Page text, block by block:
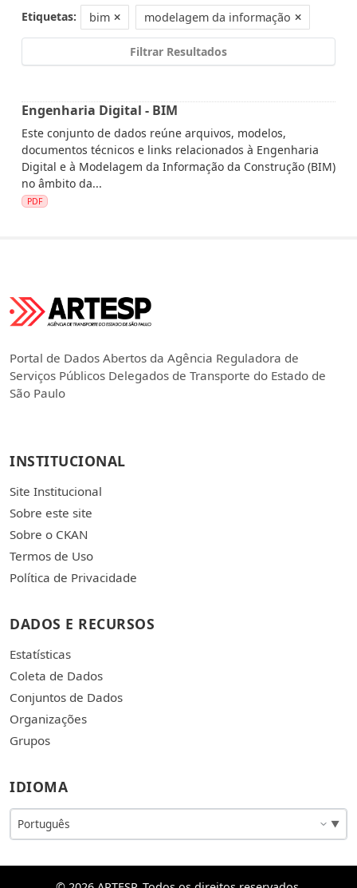
Etiquetas: bim modelagem da informação
Filtrar Resultados
Engenharia Digital - BIM
Este conjunto de dados reúne arquivos, modelos,
documentos técnicos e links relacionados à Engenharia
Digital e à Modelagem da Informação da Construção (BIM)
no âmbito da...
PDF
Portal de Dados Abertos da Agência Reguladora de
Serviços Públicos Delegados de Transporte do Estado de
São Paulo
INSTITUCIONAL
Site Institucional
Sobre este site
Sobre o CKAN
Termos de Uso
Política de Privacidade
DADOS E RECURSOS
Estatísticas
Coleta de Dados
Conjuntos de Dados
Organizações
Grupos
IDIOMA